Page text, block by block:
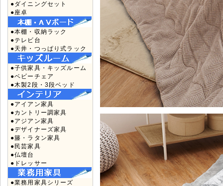
●ダイニングセット
●座卓
●本棚・収納ラック
●テレビ台
●天井・つっぱり式ラック
●子供家具・キッズルーム
●ベビーチェア
●木製2段・3段ベッド
●アイアン家具
●カントリー調家具
●アジアン家具
●デザイナーズ家具
●籐・ラタン家具
●民芸家具
●仏壇台
●ドレッサー
●業務用家具シリーズ